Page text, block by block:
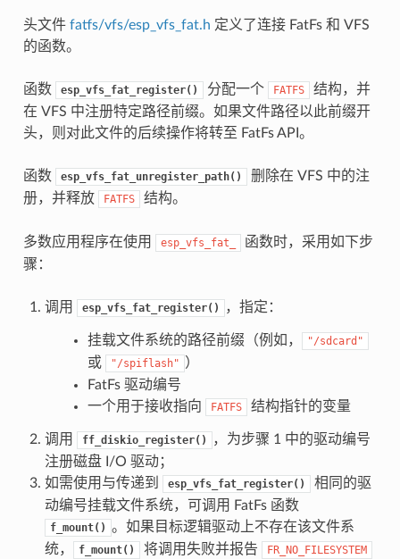
头文件 fatfs/vfs/esp_vfs_fat.h 定义了连接 FatFs 和 VFS
的函数。
函数 esp_vfs_fat_register() 分配一个 FATFS
结构，并
在 VFS 中注册特定路径前缀。如果文件路径以此前缀开
头，则对此文件的后续操作将转至 FatFs API。
函数 esp_vfs_fat_unregister_path()
删除在 VFS 中的注
册，并释放
FATFS 结构。
多数应用程序在使用 esp_vfs_fat_
函数时，采用如下步
骤：
调用 esp_vfs_fat_register() ，指定：
挂载文件系统的路径前缀（例如， "/sdcard"
或 "/spiflash"
）
FatFs 驱动编号
一个用于接收指向
FATFS 结构指针的变量
调用 ff_diskio_register()
，为步骤 1 中的驱动编号
注册磁盘 I/O 驱动；
如需使用与传递到
esp_vfs_fat_register()
相同的驱
动编号挂载文件系统，可调用 FatFs 函数
f_mount() 。如果目标逻辑驱动上不存在该文件系
统，
f_mount() 将调用失败并报告 FR_NO_FILESYSTEM